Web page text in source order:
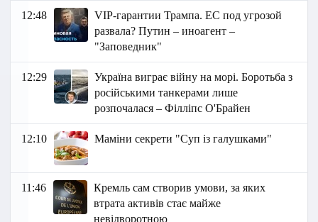
12:48
VIP-гарантии Трампа. ЕС под угрозой
развала? Путин – иноагент –
"Заповедник"
12:29
Україна виграє війну на морі. Боротьба з
російськими танкерами лише
розпочалася – Філліпс О'Брайен
12:10 Маміни секрети "Суп із галушками"
11:46
Кремль сам створив умови, за яких
втрата активів стає майже
невідворотною